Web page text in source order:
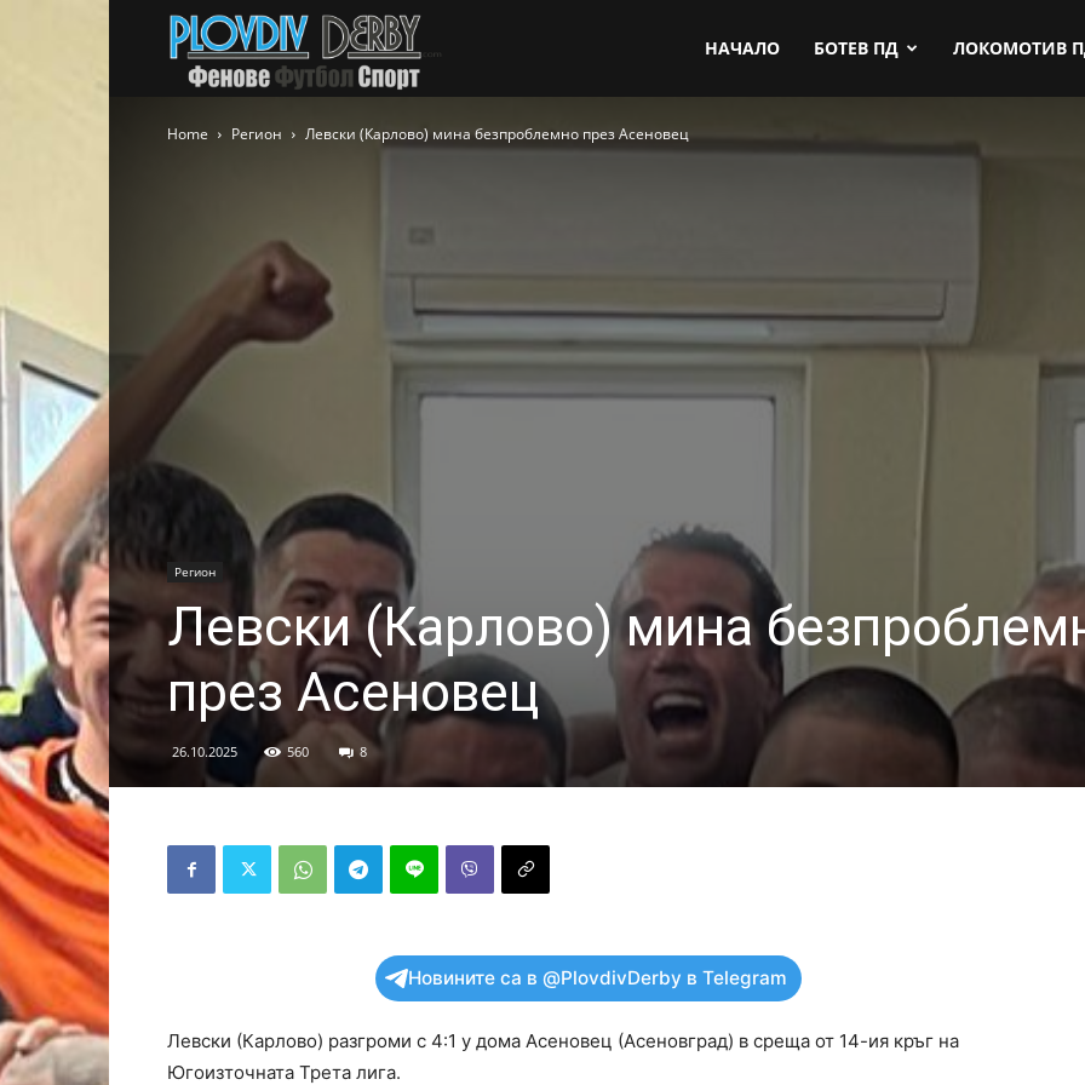
НАЧАЛО БОТЕВ ПД ЛОКОМОТИВ
Home Регион Левски (Карлово) мина безпроблемно през Асеновец
Регион
Левски (Карлово) мина
през Асеновец
26.10.2025 560 8
Новините са в @PlovdivDerby в Telegram
Левски (Карлово) разгроми с 4:1 у дома Асеновец (Асеновград) в среща от 14-ия кръг на
Югоизточната Трета лига.